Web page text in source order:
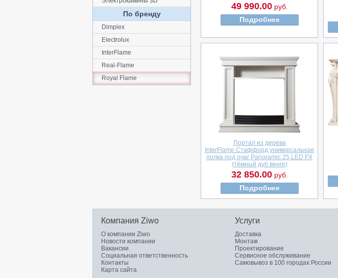
49 990.00руб.
Подробнее
Портал из дерева
InterFlame Стаффорд универсальная
полка под очаг Panoramic 25 LED FX
(тёмный дуб венге)
32 850.00руб.
Подробнее
По бренду
Dimplex
Electrolux
InterFlame
Real-Flame
Royal Flame
Компания Ziwo
О компании Ziwo
Новости компании
Вакансии
Социальная ответственность
Контакты
Карта сайта
Услуги
Доставка
Монтаж
Проектирование
Сервисное обслуживание
Самовывоз в 100 городах России